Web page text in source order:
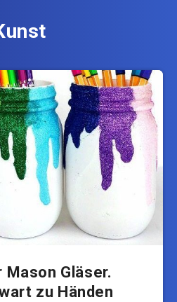
Mason Gläser.
zu Händen